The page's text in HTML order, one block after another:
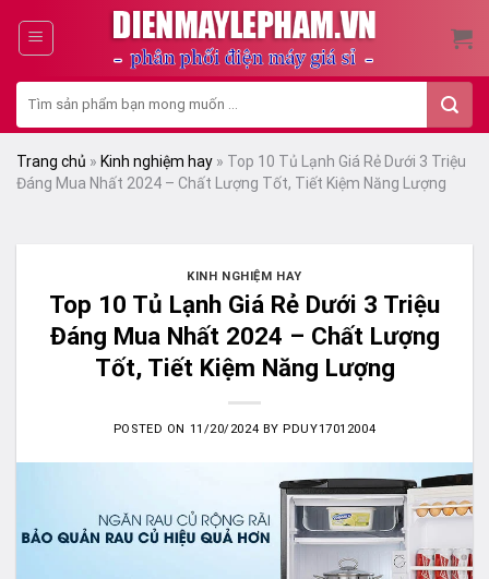
kiếm:
Trang chủ » Kinh nghiệm hay » Top 10 Tủ Lạnh Giá Rẻ Dưới 3 Triệu
Đáng Mua Nhất 2024 – Chất Lượng Tốt, Tiết Kiệm Năng Lượng
KINH NGHIỆM HAY
Top 10 Tủ Lạnh Giá Rẻ Dưới 3 Triệu
Đáng Mua Nhất 2024 – Chất Lượng
Tốt, Tiết Kiệm Năng Lượng
POSTED ON 11/20/2024 BYPDUY17012004